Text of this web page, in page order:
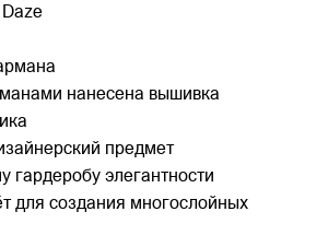
нанесена вышивка
предмет
гардеробу элегантности
для создания многослойных